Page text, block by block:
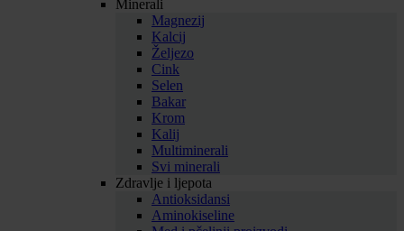
Minerali
Magnezij
Kalcij
Željezo
Cink
Selen
Bakar
Krom
Kalij
Multiminerali
Svi minerali
Zdravlje i ljepota
Antioksidansi
Aminokiseline